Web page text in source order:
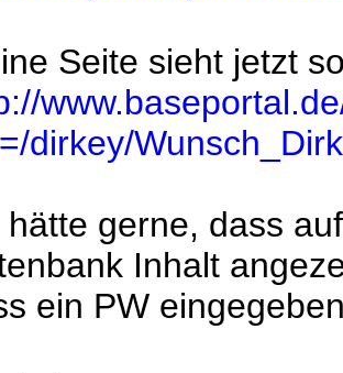
Seite sieht jetzt
dirkey/
hätte gerne, dass
Inhalt
ein PW